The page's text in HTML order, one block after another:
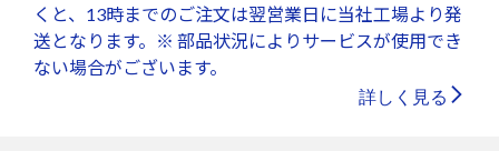
くと、13時までのご注文は翌営業日に当社工場より発
送となります。※ 部品状況によりサービスが使用でき
ない場合がございます。
詳しく見る